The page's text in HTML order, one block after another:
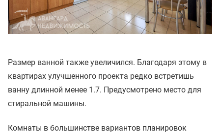
Размер ванной также увеличился. Благодаря этому в
квартирах улучшенного проекта редко встретишь
ванну длинной менее 1.7. Предусмотрено место для
стиральной машины.
Комнаты в большинстве вариантов планировок